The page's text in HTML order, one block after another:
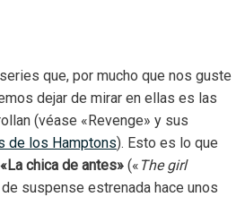
que, por mucho que nos guste
dejar de mirar en ellas es las
(véase «Revenge» y sus
de los Hamptons). Esto es lo que
«La chica de antes» (« The girl
suspense estrenada hace unos